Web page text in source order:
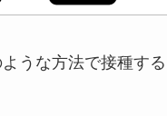
うな方法で接種す